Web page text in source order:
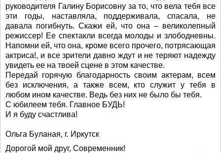
руководителя Галину Борисовну за то, что вела тебя все
эти годы, наставляла, поддерживала, спасала, не
давала погибнуть. Скажи ей, что она – великолепный
режиссер! Ее спектакли всегда молоды и злободневны.
Напомни ей, что она, кроме всего прочего, потрясающая
актриса!, и все зрители давно ждут и не теряют надежду
увидеть ее на твоей сцене в этом качестве.
Передай горячую благодарность своим актерам, всем
без исключения, а также всем, кто служит у тебя в
любом ином качестве. Ведь без них не было бы тебя.
С юбилеем тебя. Главное БУДЬ!
И я буду счастлива!
Ольга Буланая, г. Иркутск
Дорогой мой друг, Современник!